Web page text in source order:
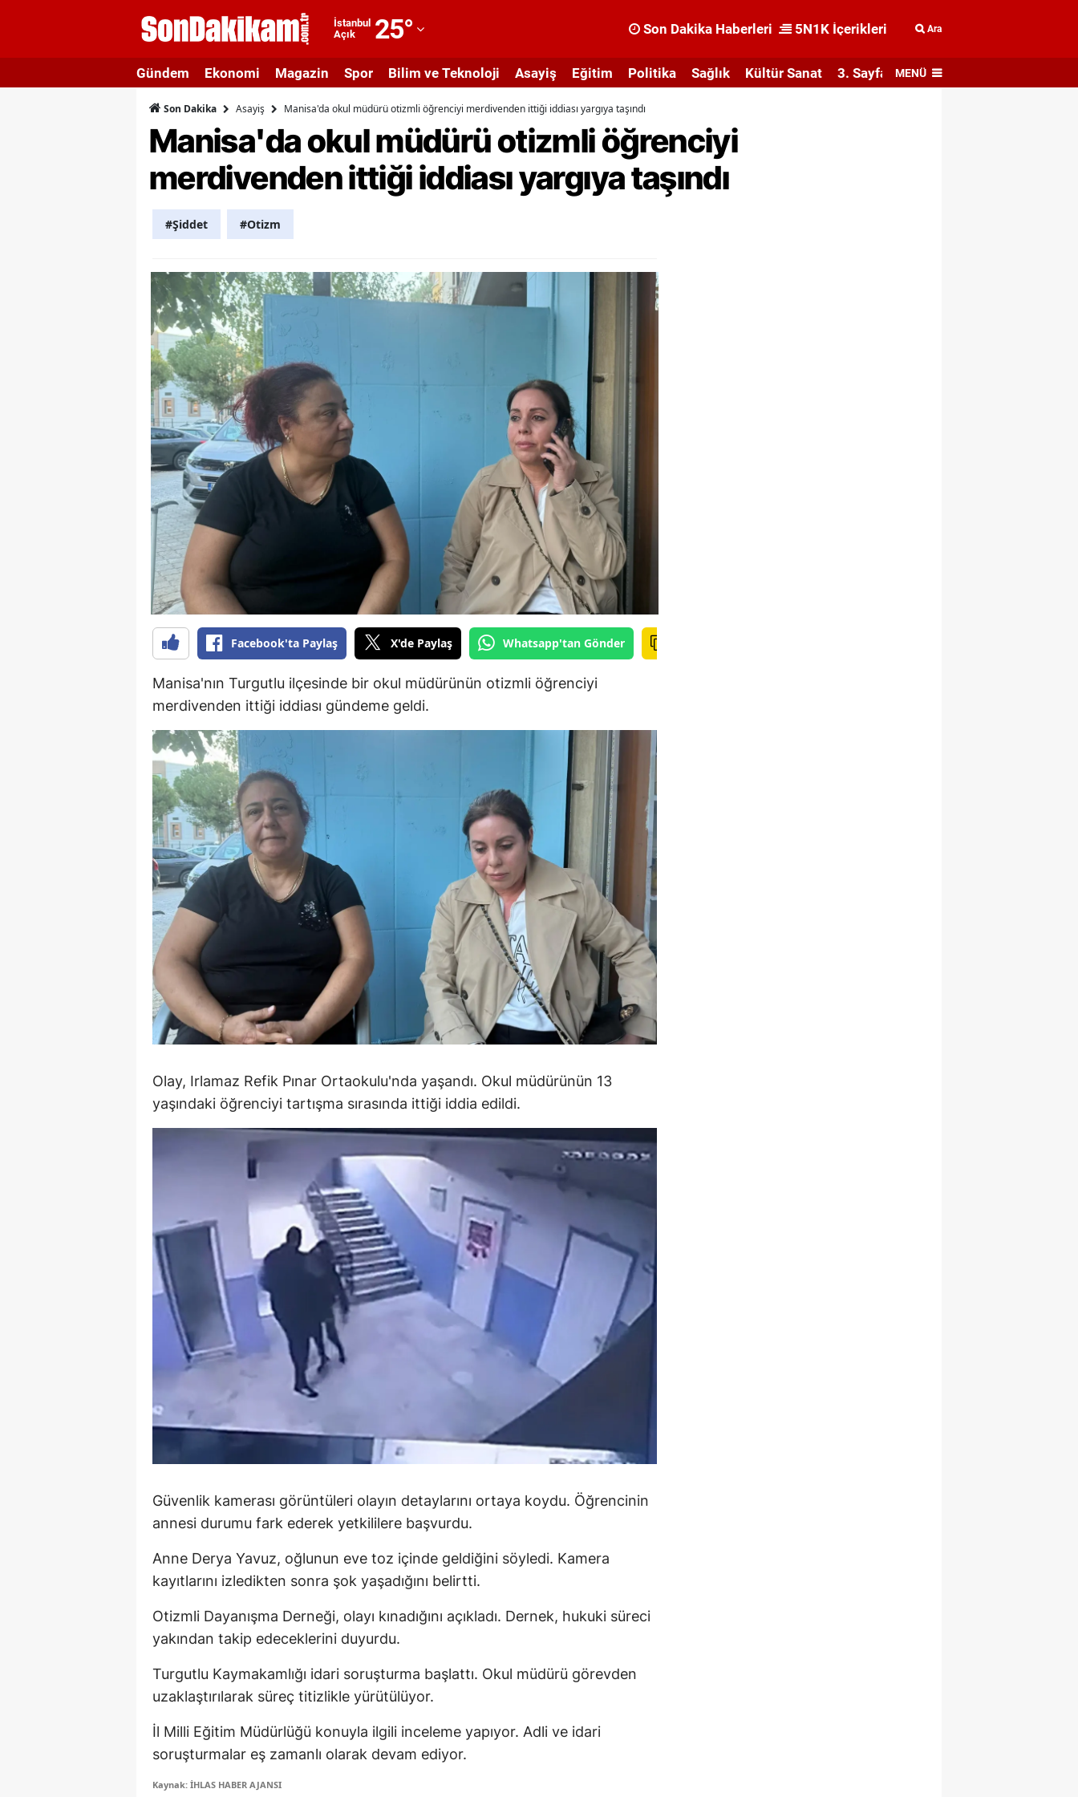
İstanbul
Açık
25°
Adıyaman
Afyonkarahisar
Ağrı
Amasya
Artvin
Balıkesir
Bitlis
Burdur
Bursa
Çanakkale
Çankırı
Çorum
Diyarbakır
Gaziantep
Giresun
Gümüşhane
Hakkari
Hatay
Mersin
İstanbul
İzmir
Kars
Kastamonu
Kayseri
Kırklareli
Malatya
Manisa
Kahramanmaraş
Mardin
Muğla
Muş
Niğde
Ordu
Rize
Son Dakika Haberleri 5N1K İçerikleri Ara
Gündem Ekonomi Magazin Spor Bilim ve Teknoloji Asayiş Eğitim Politika Sağlık Kültür Sanat 3. Sayfa MENÜ
Son Dakika Asayiş Manisa'da okul müdürü otizmli öğrenciyi merdivenden ittiği iddiası yargıya taşındı
Manisa'da okul müdürü otizmli öğrenciyi
merdivenden ittiği iddiası yargıya taşındı
#Şiddet #Otizm
Facebook'ta Paylaş X'de Paylaş Whatsapp'tan Gönder
Manisa'nın Turgutlu ilçesinde bir okul müdürünün otizmli öğrenciyi
merdivenden ittiği iddiası gündeme geldi.
Olay, Irlamaz Refik Pınar Ortaokulu'nda yaşandı. Okul müdürünün 13
yaşındaki öğrenciyi tartışma sırasında ittiği iddia edildi.
Güvenlik kamerası görüntüleri olayın detaylarını ortaya koydu. Öğrencinin
annesi durumu fark ederek yetkililere başvurdu.
Anne Derya Yavuz, oğlunun eve toz içinde geldiğini söyledi. Kamera
kayıtlarını izledikten sonra şok yaşadığını belirtti.
Otizmli Dayanışma Derneği, olayı kınadığını açıkladı. Dernek, hukuki süreci
yakından takip edeceklerini duyurdu.
Turgutlu Kaymakamlığı idari soruşturma başlattı. Okul müdürü görevden
uzaklaştırılarak süreç titizlikle yürütülüyor.
İl Milli Eğitim Müdürlüğü konuyla ilgili inceleme yapıyor. Adli ve idari
soruşturmalar eş zamanlı olarak devam ediyor.
Kaynak: İHLAS HABER AJANSI